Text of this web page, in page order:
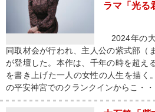
ラマ「光る
2024年の
同取材会が行われ、主人公の紫式部（
が登壇した。本作は、千年の時を超え
を書き上げた一人の女性の人生を描く
の平安神宮でのクランクインからこ・・